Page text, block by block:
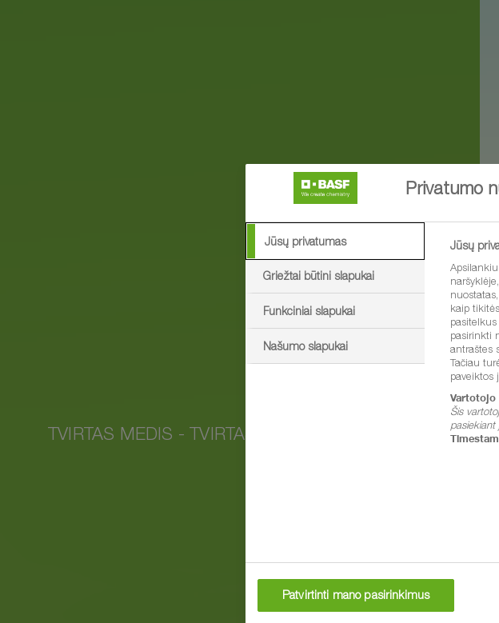
TVIRTAS MEDIS - TVIRTAS ŪKIS
Privatumo
Jūsų privatumas
Griežtai būtini slapukai
Funkciniai slapukai
Našumo slapukai
Jūsų
kaip
pasirinkti
antraštes
Tačiau
paveiktos
Vartotojo
Šis
pasiekiant
Patvirtinti mano pasirinkimus